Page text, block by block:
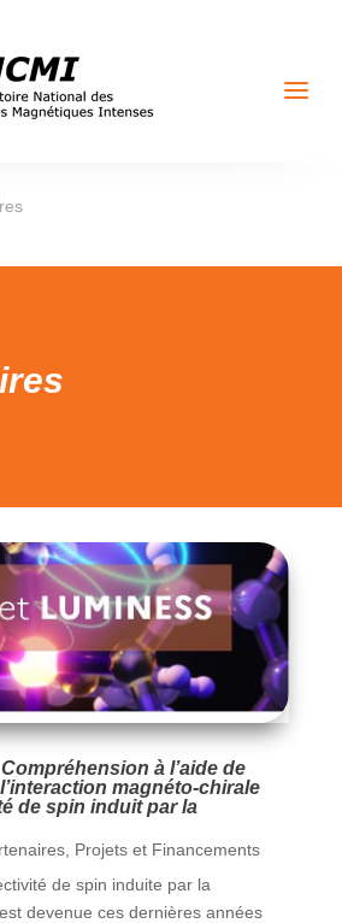
a
à l’aide de
magnéto-chirale
de spin induit par la
, Projets et Financements
de spin induite par la
devenue ces dernières années